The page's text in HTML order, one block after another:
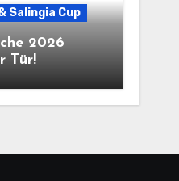
Salingia Cup
2026
Tür!